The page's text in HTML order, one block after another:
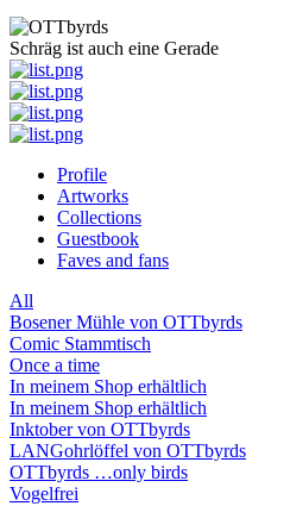
Schräg ist auch eine Gerade
Profile
Artworks
Collections
Guestbook
Faves and fans
All
Bosener Mühle von OTTbyrds
Comic Stammtisch
Once a time
In meinem Shop erhältlich
In meinem Shop erhältlich
Inktober von OTTbyrds
LANGohrlöffel von OTTbyrds
OTTbyrds …only birds
Vogelfrei